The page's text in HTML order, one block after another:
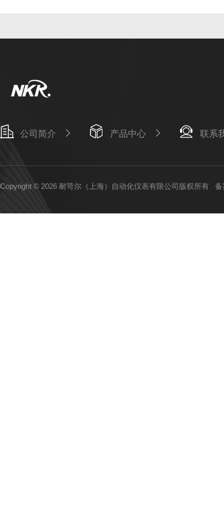
公司简介 产品中心 联系
Copyright © 2026 耐苛尔（上海）自动化仪表有限公司版权所有 备